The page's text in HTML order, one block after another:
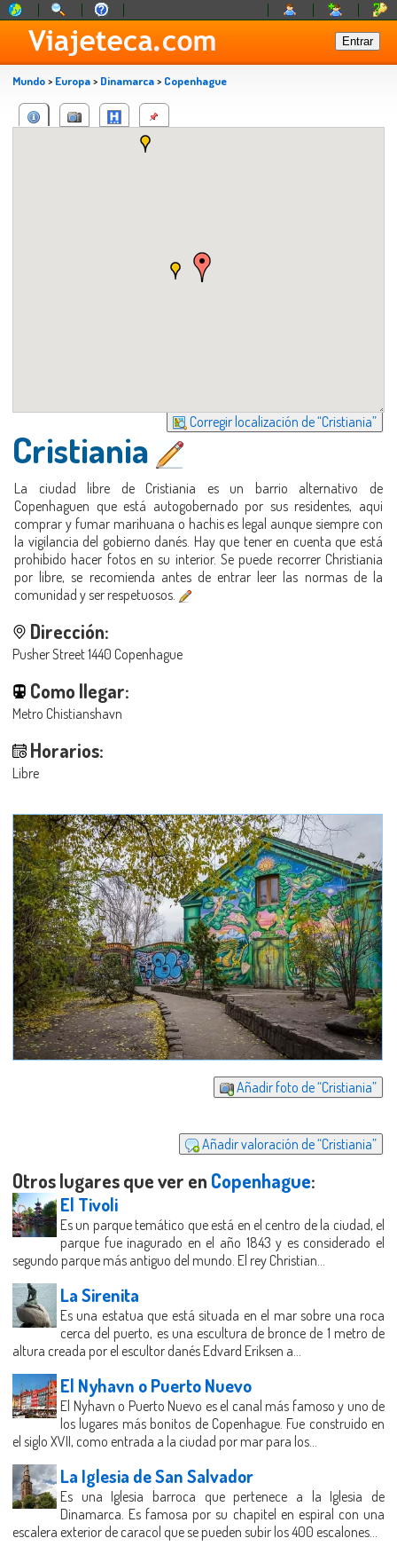
Mundo> Europa> Dinamarca> Copenhague
Corregir localización de “Cristiania”
Cristiania
La ciudad libre de Cristiania es un barrio alternativo de
Copenhaguen que está autogobernado por sus residentes, aqui
comprar y fumar marihuana o hachis es legal aunque siempre con
la vigilancia del gobierno danés. Hay que tener en cuenta que está
prohibido hacer fotos en su interior. Se puede recorrer Christiania
por libre, se recomienda antes de entrar leer las normas de la
comunidad y ser respetuosos.
Dirección:
Pusher Street 1440 Copenhague
Como llegar:
Metro Chistianshavn
Horarios:
Libre
Añadir foto de “Cristiania”
Añadir valoración de “Cristiania”
Otros lugares que ver en Copenhague:
El Tivoli
Es un parque temático que está en el centro de la ciudad, el
parque fue inagurado en el año 1843 y es considerado el
segundo parque más antiguo del mundo. El rey Christian...
La Sirenita
Es una estatua que está situada en el mar sobre una roca
cerca del puerto, es una escultura de bronce de 1 metro de
altura creada por el escultor danés Edvard Eriksen a...
El Nyhavn o Puerto Nuevo
El Nyhavn o Puerto Nuevo es el canal más famoso y uno de
los lugares más bonitos de Copenhague. Fue construido en
el siglo XVII, como entrada a la ciudad por mar para los...
La Iglesia de San Salvador
Es una Iglesia barroca que pertenece a la Iglesia de
Dinamarca. Es famosa por su chapitel en espiral con una
escalera exterior de caracol que se pueden subir los 400 escalones...